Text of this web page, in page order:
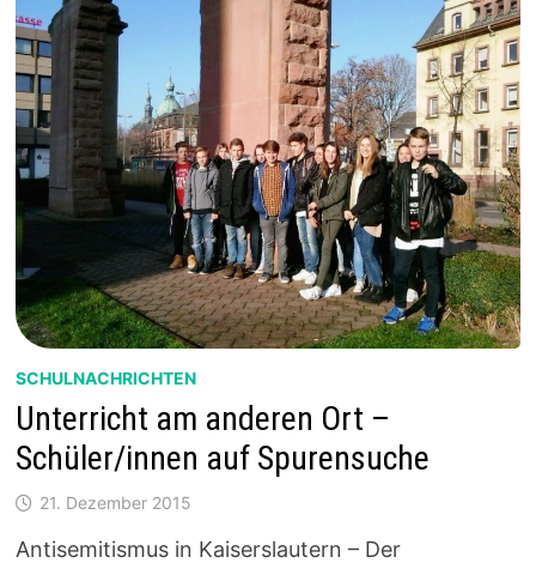
SCHULNACHRICHTEN
Unterricht am anderen Ort –
Schüler/innen auf Spurensuche
21. Dezember 2015
Antisemitismus in Kaiserslautern – Der